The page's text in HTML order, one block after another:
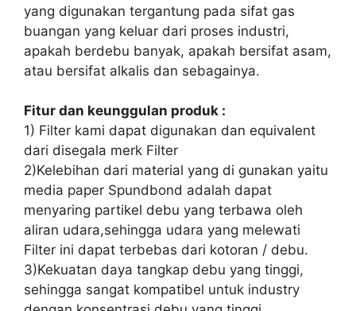
yang digunakan tergantung pada sifat gas
buangan yang keluar dari proses industri,
apakah berdebu banyak, apakah bersifat asam,
atau bersifat alkalis dan sebagainya.
Fitur dan keunggulan produk :
1) Filter kami dapat digunakan dan equivalent
dari disegala merk Filter
2)Kelebihan dari material yang di gunakan yaitu
media paper Spundbond adalah dapat
menyaring partikel debu yang terbawa oleh
aliran udara,sehingga udara yang melewati
Filter ini dapat terbebas dari kotoran / debu.
3)Kekuatan daya tangkap debu yang tinggi,
sehingga sangat kompatibel untuk industry